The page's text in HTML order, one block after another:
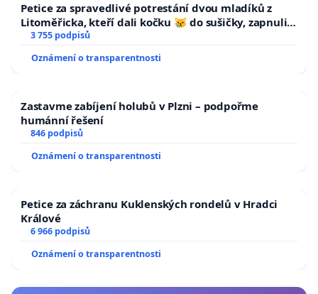
Petice za spravedlivé potrestání dvou mladíků z
Litoměřicka, kteří dali kočku 😿 do sušičky, zapnuli ji
a umírání zvířete natočili.
3 755 podpisů
Oznámení o transparentnosti
Zastavme zabíjení holubů v Plzni – podpořme
humánní řešení
846 podpisů
Oznámení o transparentnosti
Petice za záchranu Kuklenských rondelů v Hradci
Králové
6 966 podpisů
Oznámení o transparentnosti